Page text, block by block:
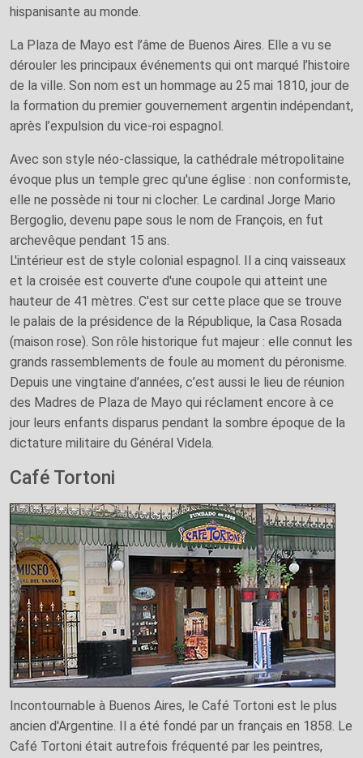
hispanisante au monde.
La Plaza de Mayo est l’âme de Buenos Aires. Elle a vu se
dérouler les principaux événements qui ont marqué l’histoire
de la ville. Son nom est un hommage au 25 mai 1810, jour de
la formation du premier gouvernement argentin indépendant,
après l’expulsion du vice-roi espagnol.
Avec son style néo-classique, la cathédrale métropolitaine
évoque plus un temple grec qu'une église : non conformiste,
elle ne possède ni tour ni clocher. Le cardinal Jorge Mario
Bergoglio, devenu pape sous le nom de François, en fut
archevêque pendant 15 ans.
L'intérieur est de style colonial espagnol. Il a cinq vaisseaux
et la croisée est couverte d'une coupole qui atteint une
hauteur de 41 mètres. C'est sur cette place que se trouve
le palais de la présidence de la République, la Casa Rosada
(maison rose). Son rôle historique fut majeur : elle connut les
grands rassemblements de foule au moment du péronisme.
Depuis une vingtaine d’années, c’est aussi le lieu de réunion
des Madres de Plaza de Mayo qui réclament encore à ce
jour leurs enfants disparus pendant la sombre époque de la
dictature militaire du Général Videla.
Café Tortoni
Incontournable à Buenos Aires, le Café Tortoni est le plus
ancien d'Argentine. Il a été fondé par un français en 1858. Le
Café Tortoni était autrefois fréquenté par les peintres,